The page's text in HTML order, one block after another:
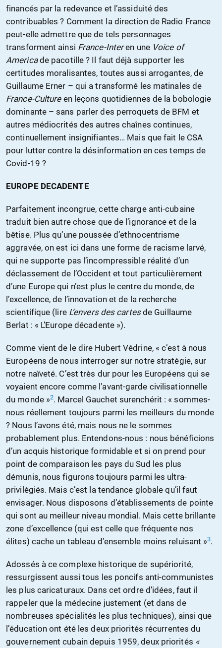
financés par la redevance et l’assiduité des
contribuables ? Comment la direction de Radio France
peut-elle admettre que de tels personnages
transforment ainsi France-Interen une Voice of
Americade pacotille ? Il faut déjà supporter les
certitudes moralisantes, toutes aussi arrogantes, de
Guillaume Erner – qui a transformé les matinales de
France-Cultureen leçons quotidiennes de la bobologie
dominante – sans parler des perroquets de BFM et
autres médiocrités des autres chaînes continues,
continuellement insignifiantes… Mais que fait le CSA
pour lutter contre la désinformation en ces temps de
Covid-19 ?
EUROPE DECADENTE
Parfaitement incongrue, cette charge anti-cubaine
traduit bien autre chose que de l’ignorance et de la
bêtise. Plus qu’une poussée d’ethnocentrisme
aggravée, on est ici dans une forme de racisme larvé,
qui ne supporte pas l’incompressible réalité d’un
déclassement de l’Occident et tout particulièrement
d’une Europe qui n’est plus le centre du monde, de
l’excellence, de l’innovation et de la recherche
scientifique (lire L’envers des cartesde Guillaume
Berlat : « L’Europe décadente »).
Comme vient de le dire Hubert Védrine, « c’est à nous
Européens de nous interroger sur notre stratégie, sur
notre naïveté. C’est très dur pour les Européens qui se
voyaient encore comme l’avant-garde civilisationnelle
du monde »2. Marcel Gauchet surenchérit : « sommes-
nous réellement toujours parmi les meilleurs du monde
? Nous l’avons été, mais nous ne le sommes
probablement plus. Entendons-nous : nous bénéficions
d’un acquis historique formidable et si on prend pour
point de comparaison les pays du Sud les plus
démunis, nous figurons toujours parmi les ultra-
privilégiés. Mais c’est la tendance globale qu’il faut
envisager. Nous disposons d’établissements de pointe
qui sont au meilleur niveau mondial. Mais cette brillante
zone d’excellence (qui est celle que fréquente nos
élites) cache un tableau d’ensemble moins reluisant »3.
Adossés à ce complexe historique de supériorité,
ressurgissent aussi tous les poncifs anti-communistes
les plus caricaturaux. Dans cet ordre d’idées, faut il
rappeler que la médecine justement (et dans de
nombreuses spécialités les plus techniques), ainsi que
l’éducation ont été les deux priorités récurrentes du
gouvernement cubain depuis 1959, deux priorités «